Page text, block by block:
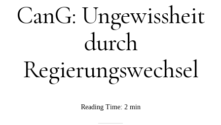
CanG: Ungewissheit
durch
Regierungswechsel
Reading Time: 2 min